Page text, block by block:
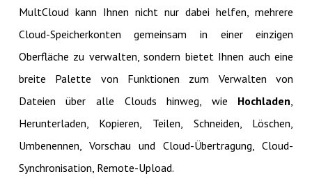
MultCloud kann Ihnen nicht nur dabei helfen, mehrere
Cloud-Speicherkonten gemeinsam in einer einzigen
Oberfläche zu verwalten, sondern bietet Ihnen auch eine
breite Palette von Funktionen zum Verwalten von
Dateien über alle Clouds hinweg, wie Hochladen
Herunterladen, Kopieren, Teilen, Schneiden, Löschen,
Umbenennen, Vorschau und Cloud-Übertragung, Cloud-
Synchronisation, Remote-Upload.